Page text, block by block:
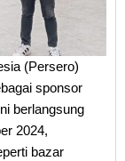
(Persero)
sponsor
berlangsung
2024,
bazar